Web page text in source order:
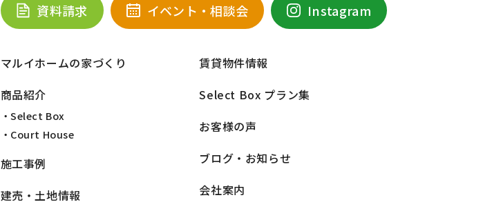
資料請求 イベント・相談会 Instagram
マルイホームの家づくり
商品紹介
・Select Box
・Court House
施工事例
建売・土地情報
賃貸物件情報
Select Box プラン集
お客様の声
ブログ・お知らせ
会社案内